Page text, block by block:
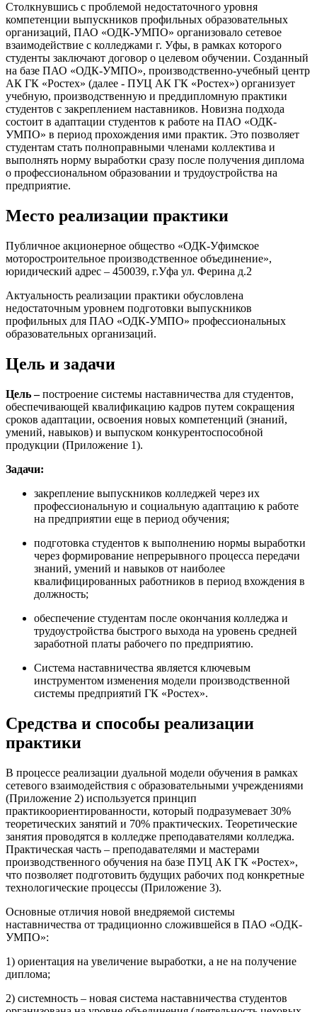
Столкнувшись с проблемой недостаточного уровня
компетенции выпускников профильных образовательных
организаций, ПАО «ОДК-УМПО» организовало сетевое
взаимодействие с колледжами г. Уфы, в рамках которого
студенты заключают договор о целевом обучении. Созданный
на базе ПАО «ОДК-УМПО», производственно-учебный центр
АК ГК «Ростех» (далее - ПУЦ АК ГК «Ростех») организует
учебную, производственную и преддипломную практики
студентов с закреплением наставников. Новизна подхода
состоит в адаптации студентов к работе на ПАО «ОДК-
УМПО» в период прохождения ими практик. Это позволяет
студентам стать полноправными членами коллектива и
выполнять норму выработки сразу после получения диплома
о профессиональном образовании и трудоустройства на
предприятие.
Место реализации практики
Публичное акционерное общество «ОДК-Уфимское
моторостроительное производственное объединение»,
юридический адрес – 450039, г.Уфа ул. Ферина д.2
Актуальность реализации практики обусловлена
недостаточным уровнем подготовки выпускников
профильных для ПАО «ОДК-УМПО» профессиональных
образовательных организаций.
Цель и задачи
Цель –построение системы наставничества для студентов,
обеспечивающей квалификацию кадров путем сокращения
сроков адаптации, освоения новых компетенций (знаний,
умений, навыков) и выпуском конкурентоспособной
продукции (Приложение 1).
Задачи:
закрепление выпускников колледжей через их
профессиональную и социальную адаптацию к работе
на предприятии еще в период обучения;
подготовка студентов к выполнению нормы выработки
через формирование непрерывного процесса передачи
знаний, умений и навыков от наиболее
квалифицированных работников в период вхождения в
должность;
обеспечение студентам после окончания колледжа и
трудоустройства быстрого выхода на уровень средней
заработной платы рабочего по предприятию.
Система наставничества является ключевым
инструментом изменения модели производственной
системы предприятий ГК «Ростех».
Средства и способы реализации
практики
В процессе реализации дуальной модели обучения в рамках
сетевого взаимодействия с образовательными учреждениями
(Приложение 2) используется принцип
практикоориентированности, который подразумевает 30%
теоретических занятий и 70% практических. Теоретические
занятия проводятся в колледже преподавателями колледжа.
Практическая часть – преподавателями и мастерами
производственного обучения на базе ПУЦ АК ГК «Ростех»,
что позволяет подготовить будущих рабочих под конкретные
технологические процессы (Приложение 3).
Основные отличия новой внедряемой системы
наставничества от традиционно сложившейся в ПАО «ОДК-
УМПО»:
1) ориентация на увеличение выработки, а не на получение
диплома;
2) системность – новая система наставничества студентов